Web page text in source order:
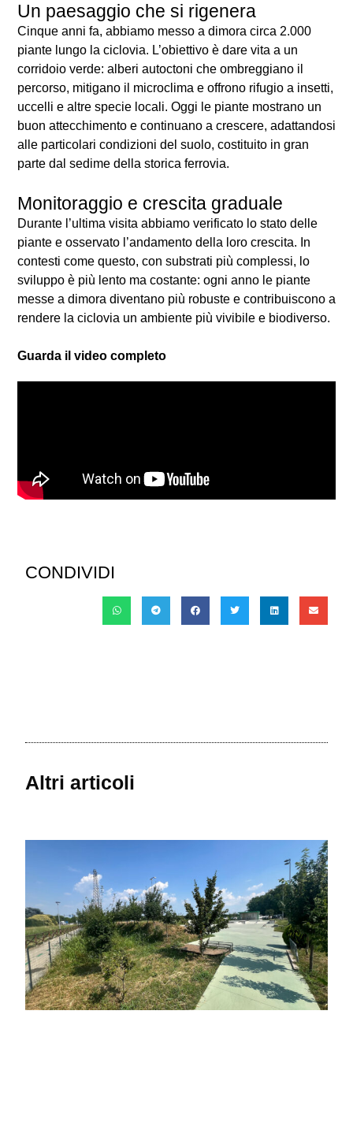
Un paesaggio che si rigenera
Cinque anni fa, abbiamo messo a dimora circa 2.000
piante lungo la ciclovia. L’obiettivo è dare vita a un
corridoio verde: alberi autoctoni che ombreggiano il
percorso, mitigano il microclima e offrono rifugio a insetti,
uccelli e altre specie locali. Oggi le piante mostrano un
buon attecchimento e continuano a crescere, adattandosi
alle particolari condizioni del suolo, costituito in gran
parte dal sedime della storica ferrovia.
Monitoraggio e crescita graduale
Durante l’ultima visita abbiamo verificato lo stato delle
piante e osservato l’andamento della loro crescita. In
contesti come questo, con substrati più complessi, lo
sviluppo è più lento ma costante: ogni anno le piante
messe a dimora diventano più robuste e contribuiscono a
rendere la ciclovia un ambiente più vivibile e biodiverso.
Guarda il video completo
CONDIVIDI
Altri articoli